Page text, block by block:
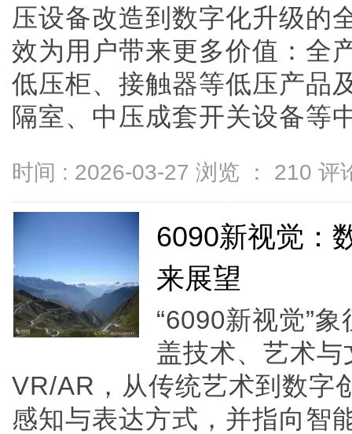
压设备改造到数字化升级的
效为用户带来更多价值：全
低压柜、接触器等低压产品
隔室、中压成套开关设备等
时间 : 2026-03-27 浏览 ： 210 评
6090新视觉：
来展望
“6090新视觉”
盖技术、艺术
VR/AR，从传统艺术到数字
感知与表达方式，并指向智